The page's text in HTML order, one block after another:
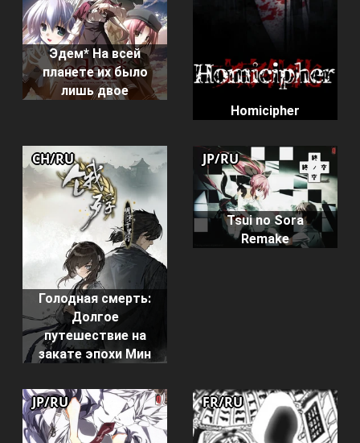
Эдем* На всей
планете их было
лишь двое
Homicipher
Голодная смерть:
Долгое
путешествие на
закате эпохи Мин
CH/RU
Tsui no Sora
Remake
JP/RU
JP/RU FR/RU